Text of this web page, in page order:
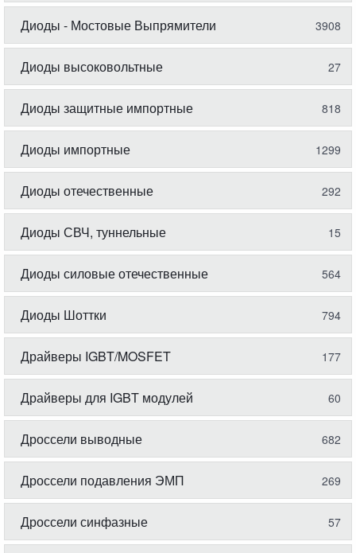
Диоды - Мостовые Выпрямители 3908
Диоды высоковольтные 27
Диоды защитные импортные 818
Диоды импортные 1299
Диоды отечественные 292
Диоды СВЧ, туннельные 15
Диоды силовые отечественные 564
Диоды Шоттки 794
Драйверы IGBT/MOSFET 177
Драйверы для IGBT модулей 60
Дроссели выводные 682
Дроссели подавления ЭМП 269
Дроссели синфазные 57